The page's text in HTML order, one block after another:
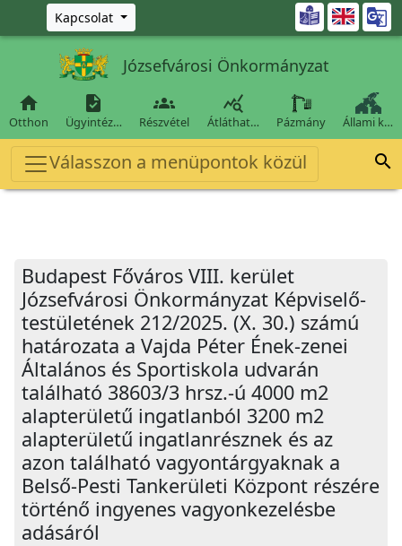
Ugrás a fő tartalomra
Kapcsolat 
Józsefvárosi Önkormányzat

Otthon

Ügyintéz…

Részvétel

Átláthat… Pázmány Állami k…
Válasszon a menüpontok közül 
Budapest Főváros VIII. kerület
Józsefvárosi Önkormányzat Képviselő-
testületének 212/2025. (X. 30.) számú
határozata a Vajda Péter Ének-zenei
Általános és Sportiskola udvarán
található 38603/3 hrsz.-ú 4000 m2
alapterületű ingatlanból 3200 m2
alapterületű ingatlanrésznek és az
azon található vagyontárgyaknak a
Belső-Pesti Tankerületi Központ részére
történő ingyenes vagyonkezelésbe
adásáról